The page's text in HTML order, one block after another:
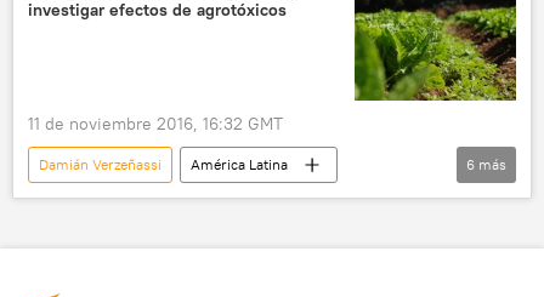
Barack Obama
Donald Trump
WikiLeaks
Ejército de Liberación Nacional (ELN) de Colombia
FARC
ecocidio
Operación Cóndor
investigar efectos de agrotóxicos
11 de noviembre 2016, 16:32 GMT
Damián Verzeñassi
América Latina
Internacional
Gabriela Polischer
6 más